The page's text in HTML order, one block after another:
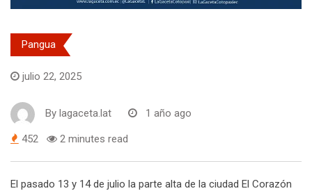
Pangua
julio 22, 2025
By lagaceta.lat 1 año ago
452 2 minutes read
El pasado 13 y 14 de julio la parte alta de la ciudad El Corazón